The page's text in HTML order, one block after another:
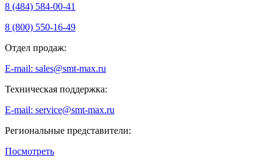
8 (484) 584-00-41
8 (800) 550-16-49
Отдел продаж:
E-mail: sales@smt-max.ru
Техническая поддержка:
E-mail: service@smt-max.ru
Региональные представители:
Посмотреть